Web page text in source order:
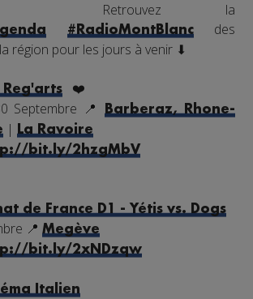
Retrouvez la
#RadioMontBlancdes
région pour les jours à venir ⬇
Reg'arts
❤️
Septembre 📍
Barberaz, Rhone-
|La Ravoire
bit.ly/2hzgMbV
de France D1 - Yétis vs. Dogs
📍 Megève
bit.ly/2xNDzqw
Italien